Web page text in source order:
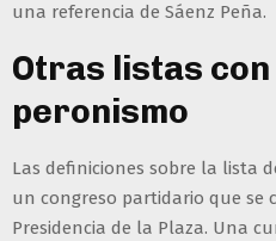
una referencia de Sáenz Peña.
Otras listas
peronismo
Las definiciones sobre la lista
un congreso partidario que se
Presidencia de la Plaza. Una